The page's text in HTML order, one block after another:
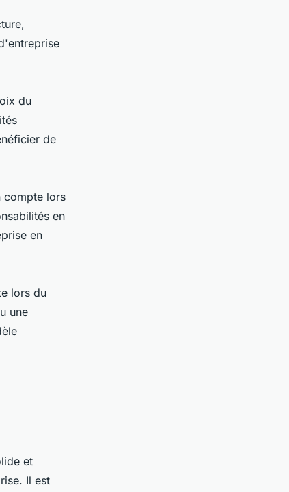
du
de
compte lors
en
en
lors du
une
et
Il est